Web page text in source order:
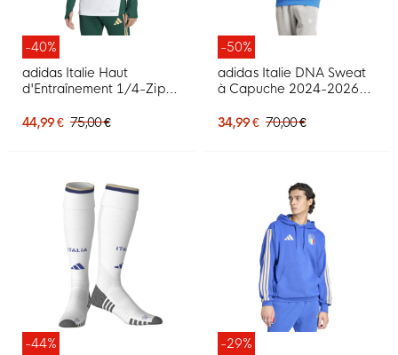
-40%
adidas Italie Haut
d'Entraînement 1/4-Zip
Doré
44,99 € 75,00 €
-50%
adidas Italie DNA Sweat
à Capuche 2024-2026
34,99 € 70,00 €
-44%
-29%